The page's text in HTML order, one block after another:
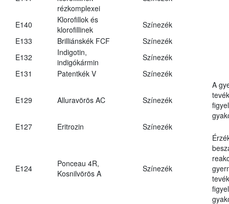
rézkomplexei
E140
Klorofillok és
klorofillinek
Színezék
E133
Brilliánskék FCF
Színezék
E132
Indigotin,
indigókármin
Színezék
E131
Patentkék V Színezék
E129 Alluravörös AC Színezék
A
E127
Eritrozin Színezék
E124
Ponceau 4R,
Kosnilvörös A
Színezék